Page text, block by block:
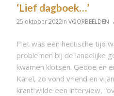
‘Lief dagboek…’
25 oktober 2022in VOORBEELDEN
Het was een hectische tijd
problemen bij de landelijke
kwamen klotsen. Gedoe en
Karel, zo vond vriend en
krant wilde een interview,